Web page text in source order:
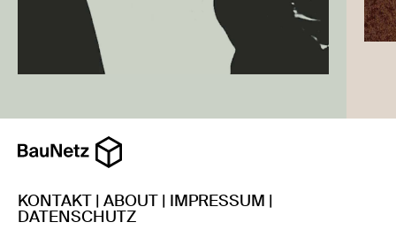
KONTAKT | ABOUT | IMPRESSUM |
DATENSCHUTZ